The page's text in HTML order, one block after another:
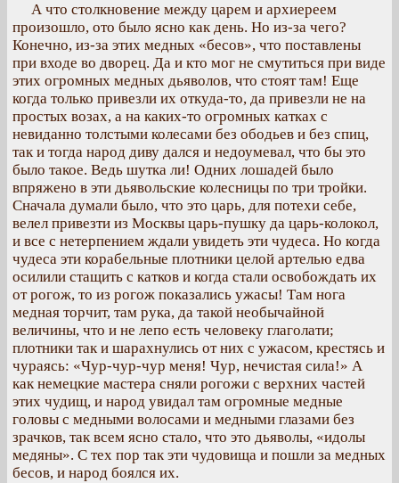
А что столкновение между царем и архиереем
произошло, ото было ясно как день. Но из-за чего?
Конечно, из-за этих медных «бесов», что поставлены
при входе во дворец. Да и кто мог не смутиться при виде
этих огромных медных дьяволов, что стоят там! Еще
когда только привезли их откуда-то, да привезли не на
простых возах, а на каких-то огромных катках с
невиданно толстыми колесами без ободьев и без спиц,
так и тогда народ диву дался и недоумевал, что бы это
было такое. Ведь шутка ли! Одних лошадей было
впряжено в эти дьявольские колесницы по три тройки.
Сначала думали было, что это царь, для потехи себе,
велел привезти из Москвы царь-пушку да царь-колокол,
и все с нетерпением ждали увидеть эти чудеса. Но когда
чудеса эти корабельные плотники целой артелью едва
осилили стащить с катков и когда стали освобождать их
от рогож, то из рогож показались ужасы! Там нога
медная торчит, там рука, да такой необычайной
величины, что и не лепо есть человеку глаголати;
плотники так и шарахнулись от них с ужасом, крестясь и
чураясь: «Чур-чур-чур меня! Чур, нечистая сила!» А
как немецкие мастера сняли рогожи с верхних частей
этих чудищ, и народ увидал там огромные медные
головы с медными волосами и медными глазами без
зрачков, так всем ясно стало, что это дьяволы, «идолы
медяны». С тех пор так эти чудовища и пошли за медных
бесов, и народ боялся их.